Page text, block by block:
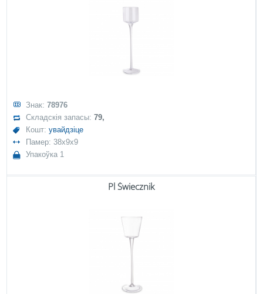
Знак:78976
Складскія запасы:79,
Кошт:увайдзіце
Памер: 38x9x9
Упакоўка 1
Pl Świecznik